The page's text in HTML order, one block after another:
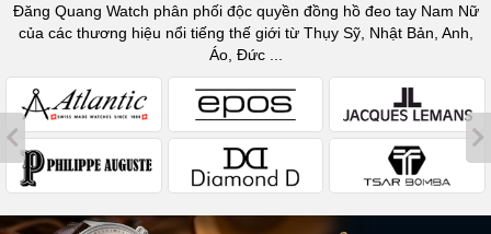
Đăng Quang Watch phân phối độc quyền đồng hồ đeo tay Nam Nữ
của các thương hiệu nổi tiếng thế giới từ Thụy Sỹ, Nhật Bản, Anh,
Áo, Đức ...